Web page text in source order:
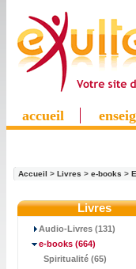
accueil
Accueil > Livres > e-books >
Livres
Audio-Livres (131)
e-books (664)
Spiritualité (65)